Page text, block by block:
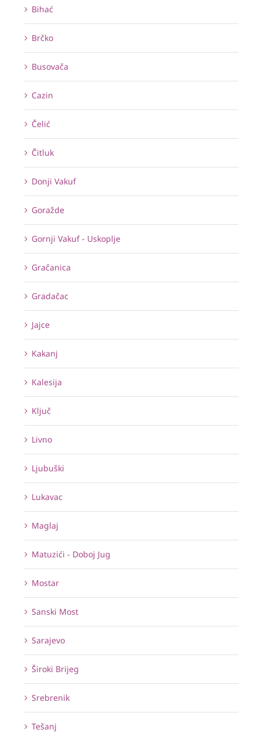
Bihać
Brčko
Busovača
Cazin
Čelić
Čitluk
Donji Vakuf
Goražde
Gornji Vakuf - Uskoplje
Gračanica
Gradačac
Jajce
Kakanj
Kalesija
Ključ
Livno
Ljubuški
Lukavac
Maglaj
Matuzići - Doboj Jug
Mostar
Sanski Most
Sarajevo
Široki Brijeg
Srebrenik
Tešanj